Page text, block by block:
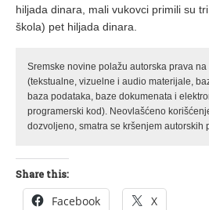
hi­lja­da di­na­ra, ma­li vu­kov­ci pri­mi­li su
ško­la) pet hi­lja­da di­na­ra.
Sremske novine polažu autorska prava
(tekstualne, vizuelne i audio materijale,
baza podataka, baze dokumenata i
programerski kod). Neovlašćeno
dozvoljeno, smatra se kršenjem autorskih
Share this:
Facebook X